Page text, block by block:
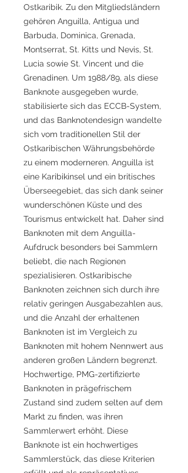
Ostkaribik. Zu den Mitgliedsländern
gehören Anguilla, Antigua und
Barbuda, Dominica, Grenada,
Montserrat, St. Kitts und Nevis, St.
Lucia sowie St. Vincent und die
Grenadinen. Um 1988/89, als diese
Banknote ausgegeben wurde,
stabilisierte sich das ECCB-System,
und das Banknotendesign wandelte
sich vom traditionellen Stil der
Ostkaribischen Währungsbehörde
zu einem moderneren. Anguilla ist
eine Karibikinsel und ein britisches
Überseegebiet, das sich dank seiner
wunderschönen Küste und des
Tourismus entwickelt hat. Daher sind
Banknoten mit dem Anguilla-
Aufdruck besonders bei Sammlern
beliebt, die nach Regionen
spezialisieren. Ostkaribische
Banknoten zeichnen sich durch ihre
relativ geringen Ausgabezahlen aus,
und die Anzahl der erhaltenen
Banknoten ist im Vergleich zu
Banknoten mit hohem Nennwert aus
anderen großen Ländern begrenzt.
Hochwertige, PMG-zertifizierte
Banknoten in prägefrischem
Zustand sind zudem selten auf dem
Markt zu finden, was ihren
Sammlerwert erhöht. Diese
Banknote ist ein hochwertiges
Sammlerstück, das diese Kriterien